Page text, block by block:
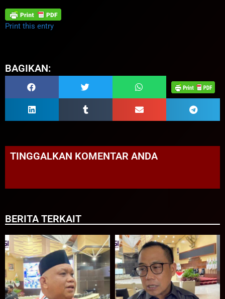
Print this entry
BAGIKAN:
TINGGALKAN KOMENTAR ANDA
BERITA TERKAIT